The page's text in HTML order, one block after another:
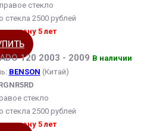
стекло
стекла 2500 рублей
замену 5 лет
120 2003 - 2009 В наличии
BENSON (Китай)
стекло
стекла 2500 рублей
замену 5 лет